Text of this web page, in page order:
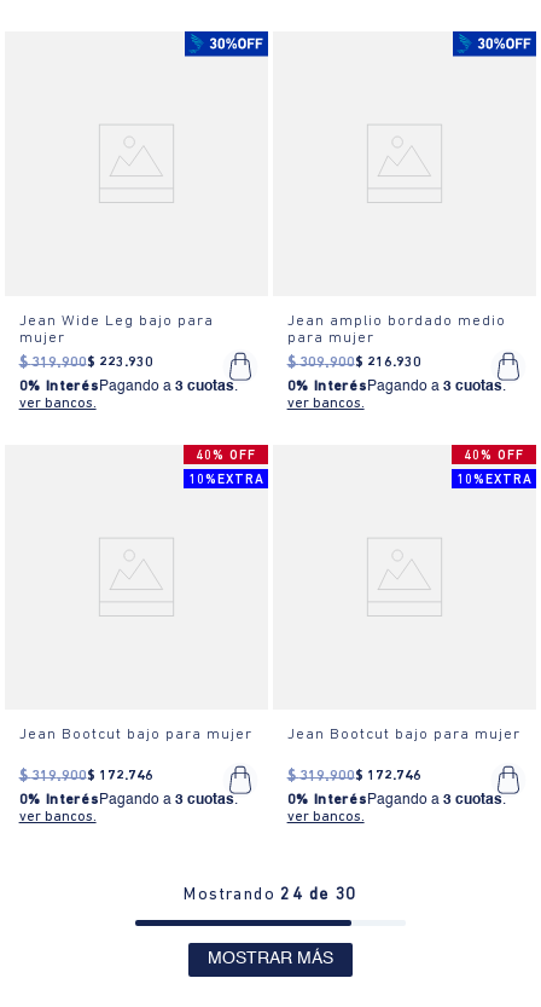
Jean Wide Leg bajo para
mujer
$ 319.900$ 223 .930
0% Interés Pagando a 3 cuotas.
ver bancos.
Jean amplio bordado medio
para mujer
$ 309.900$ 216.930
0% Interés Pagando a 3 cuotas.
ver bancos.
40% OFF
10%EXTRA
Jean Bootcut bajo para mujer
$ 319.900$ 172.746
0% Interés Pagando a 3 cuotas.
ver bancos.
40% OFF
10%EXTRA
Jean Bootcut bajo para mujer
$ 319.900$ 172.746
0% Interés Pagando a 3 cuotas.
ver bancos.
Mostrando24 de 30
MOSTRAR MÁS